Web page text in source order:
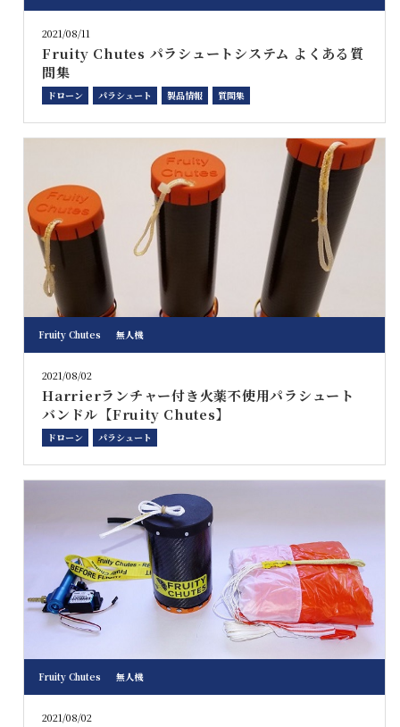
2021/08/11
Fruity Chutes パラシュートシステム よくある質
問集
ドローン パラシュート 製品情報 質問集
Fruity Chutes 無人機
2021/08/02
Harrierランチャー付き火薬不使用パラシュート
バンドル【Fruity Chutes】
ドローン パラシュート
Fruity Chutes 無人機
2021/08/02